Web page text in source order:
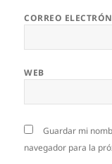
CORREO
WEB
Guardar mi
navegador para la